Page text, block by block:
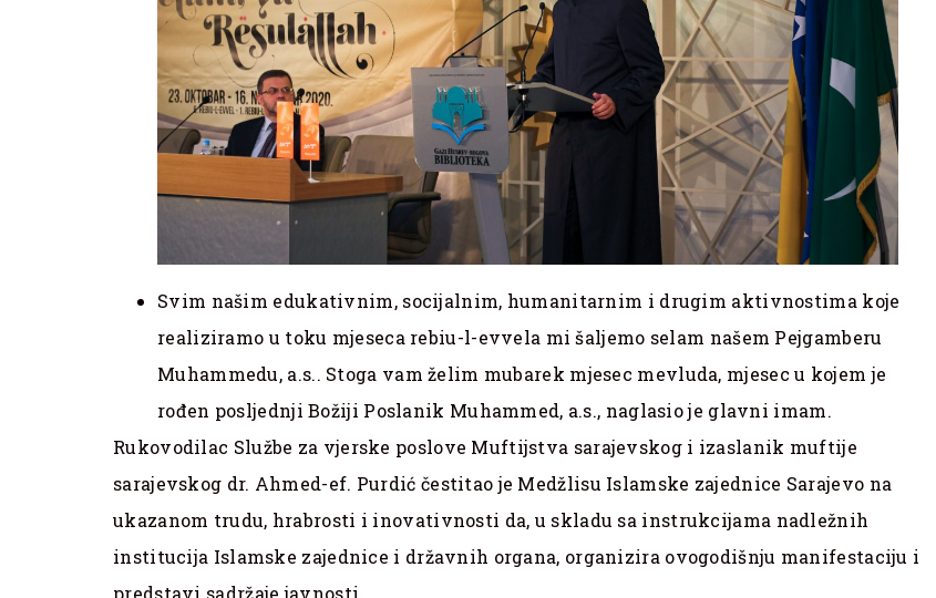
Svim našim edukativnim, socijalnim, humanitarnim i drugim aktivnostima koje
realiziramo u toku mjeseca rebiu-l-evvela mi šaljemo selam našem Pejgamberu
Muhammedu, a.s.. Stoga vam želim mubarek mjesec mevluda, mjesec u kojem je
rođen posljednji Božiji Poslanik Muhammed, a.s., naglasio je glavni imam.
Rukovodilac Službe za vjerske poslove Muftijstva sarajevskog i izaslanik muftije
sarajevskog dr. Ahmed-ef. Purdić čestitao je Medžlisu Islamske zajednice Sarajevo na
ukazanom trudu, hrabrosti i inovativnosti da, u skladu sa instrukcijama nadležnih
institucija Islamske zajednice i državnih organa, organizira ovogodišnju manifestaciju i